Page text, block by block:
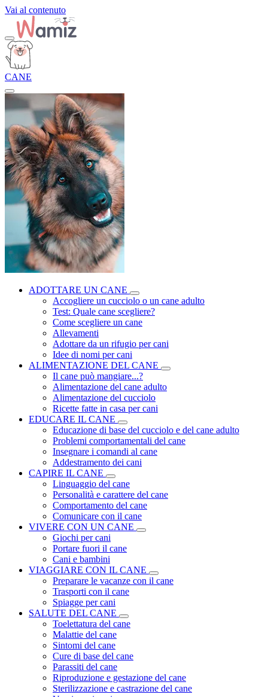
Vai al contenuto
CANE
ADOTTARE UN CANE
Accogliere un cucciolo o un cane adulto
Test: Quale cane scegliere?
Come scegliere un cane
Allevamenti
Adottare da un rifugio per cani
Idee di nomi per cani
ALIMENTAZIONE DEL CANE
Il cane può mangiare...?
Alimentazione del cane adulto
Alimentazione del cucciolo
Ricette fatte in casa per cani
EDUCARE IL CANE
Educazione di base del cucciolo e del cane adulto
Problemi comportamentali del cane
Insegnare i comandi al cane
Addestramento dei cani
CAPIRE IL CANE
Linguaggio del cane
Personalità e carattere del cane
Comportamento del cane
Comunicare con il cane
VIVERE CON UN CANE
Giochi per cani
Portare fuori il cane
Cani e bambini
VIAGGIARE CON IL CANE
Preparare le vacanze con il cane
Trasporti con il cane
Spiagge per cani
SALUTE DEL CANE
Toelettatura del cane
Malattie del cane
Sintomi del cane
Cure di base del cane
Parassiti del cane
Riproduzione e gestazione del cane
Sterilizzazione e castrazione del cane